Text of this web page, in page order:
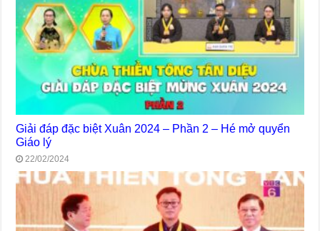
Giải đáp đặc biệt Xuân 2024 – Phần 2 – Hé mở quyển
Giáo lý
22/02/2024